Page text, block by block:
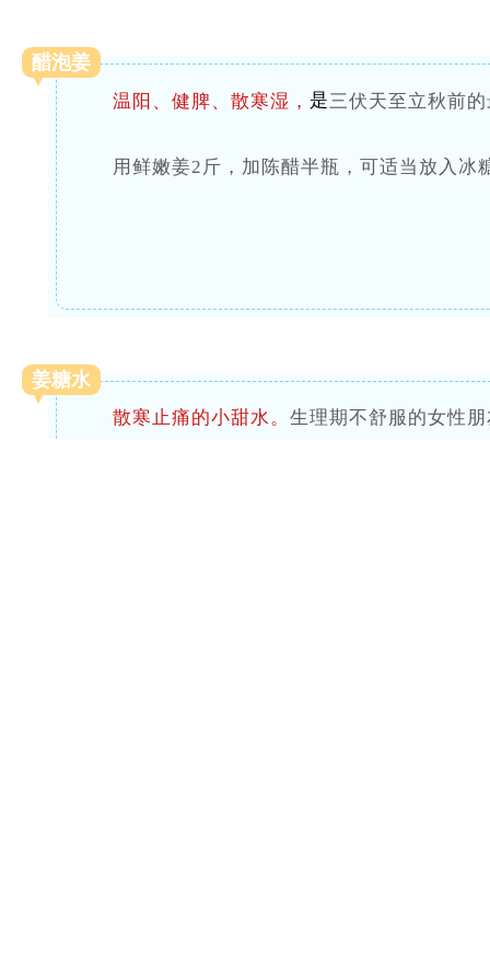
醋泡姜
温阳、健脾、散寒湿 ， 是三伏天至立秋前
用鲜嫩姜2斤，加陈醋半瓶，可适当放入
姜糖水
散寒止痛的小甜水。 生理期不舒服的女性